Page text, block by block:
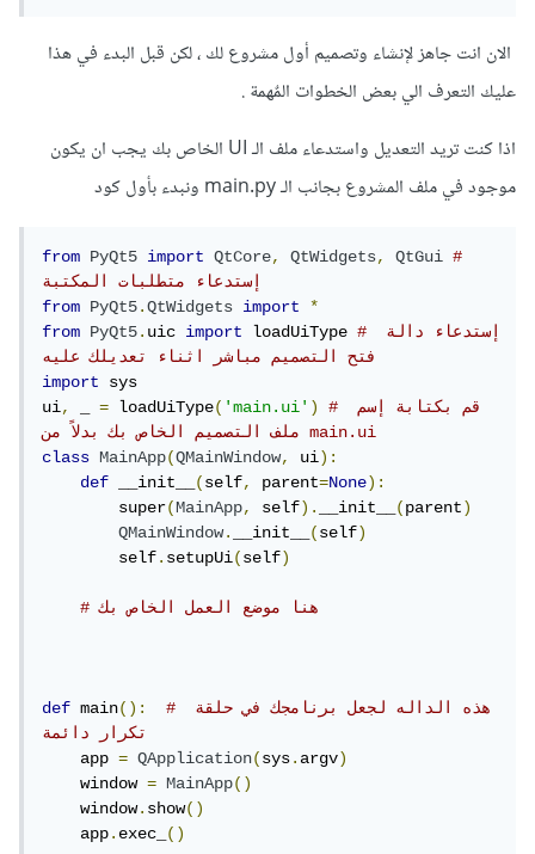
الان انت جاهز لإنشاء وتصميم أول مشروع لك ، لكن قبل البدء في هذا
عليك التعرف الي بعض الخطوات المٌهمة .
اذا كنت تريد التعديل واستدعاء ملف الـ UI الخاص بك يجب ان يكون
موجود في ملف المشروع بجانب الـ main.py ونبدء بأول كود
from PyQt5 import QtCore, QtWidgets, QtGui
#
إستدعاء متطلبات المكتبة
from
PyQt5.QtWidgets import
*
from
PyQt5.uic import loadUiType # إستدعاء دالة
فتح التصميم مباشر اثناء تعديلك عليه
import
sys
ui, _ = loadUiType('main.ui')
# قم بكتابة إسم
ملف التصميم الخاص بك بدلاً من main.ui
class
MainApp(QMainWindow, ui):
def
__init__(self, parent=None):
        super
(MainApp, self). __init__(parent)
QMainWindow. __init__(self)
        self
.setupUi(self)
def main():
# هذه الداله لجعل برنامجك في حلقة
    app
= QApplication(sys.argv)
    window
= MainApp()
    window
.show()
    app
.exec_()